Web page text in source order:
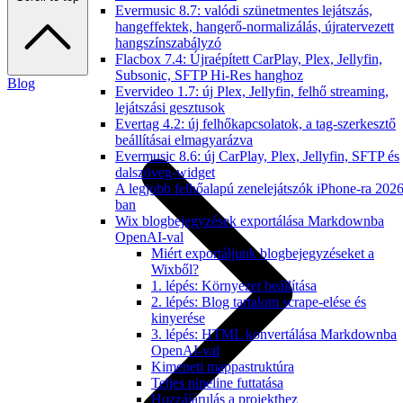
Evermusic 8.7: valódi szünetmentes lejátszás,
hangeffektek, hangerő-normalizálás, újratervezett
hangszínszabályzó
Flacbox 7.4: Újraépített CarPlay, Plex, Jellyfin,
Subsonic, SFTP Hi-Res hanghoz
Evervideo 1.7: új Plex, Jellyfin, felhő streaming,
lejátszási gesztusok
Evertag 4.2: új felhőkapcsolatok, a tag-szerkesztő
beállításai elmagyarázva
Evermusic 8.6: új CarPlay, Plex, Jellyfin, SFTP és
dalszöveg-widget
A legjobb felhőalapú zenelejátszók iPhone-ra
ban
Wix blogbejegyzések exportálása Markdownba
OpenAI-val
Miért exportáljunk blogbejegyzéseket a
Wixből?
1. lépés: Környezet beállítása
2. lépés: Blog tartalom scrape-elése és
kinyerése
3. lépés: HTML konvertálása Markdownba
OpenAI-val
Kimeneti mappastruktúra
Teljes pipeline futtatása
Hozzájárulás a projekthez
Blog